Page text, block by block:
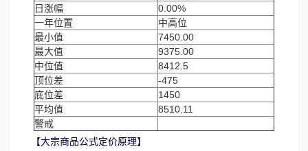
日涨幅
0.00%
一年位置
中高位
最小值
7450.00
最大值
9375.00
中位值
8412.5
顶位差
-475
底位差
1450
平均值
8510.11
警戒
【大宗商品公式定价原理】